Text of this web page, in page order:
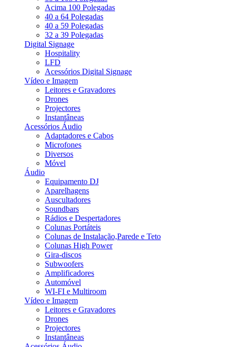
Acima 100 Polegadas
40 a 64 Polegadas
40 a 59 Polegadas
32 a 39 Polegadas
Digital Signage
Hospitality
LFD
Acessórios Digital Signage
Vídeo e Imagem
Leitores e Gravadores
Drones
Projectores
Instantâneas
Acessórios Áudio
Adaptadores e Cabos
Microfones
Diversos
Móvel
Áudio
Equipamento DJ
Aparelhagens
Auscultadores
Soundbars
Rádios e Despertadores
Colunas Portáteis
Colunas de Instalação,Parede e Teto
Colunas High Power
Gira-discos
Subwoofers
Amplificadores
Automóvel
WI-FI e Multiroom
Vídeo e Imagem
Leitores e Gravadores
Drones
Projectores
Instantâneas